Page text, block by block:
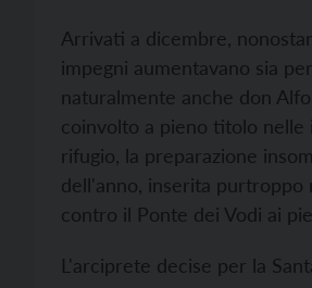
Arrivati a dicembre,
impegni aumentavano sia
naturalmente anche don
coinvolto a pieno titolo nelle
rifugio, la preparazione
dell'anno, inserita
contro il Ponte dei Vodi ai
L'arciprete decise per la